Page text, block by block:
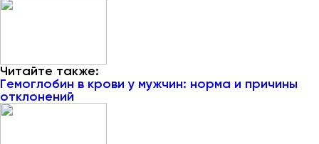
Читайте также:
Гемоглобин в крови у мужчин: норма и причины
отклонений